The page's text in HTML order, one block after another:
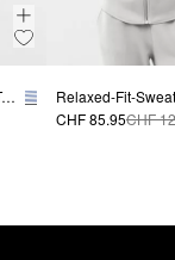
Gestreiftes Baumwoll-T-Shirt mit überschnittenen Schultern
CHF 85.95CHF